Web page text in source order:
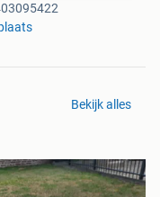
Bekijk alles